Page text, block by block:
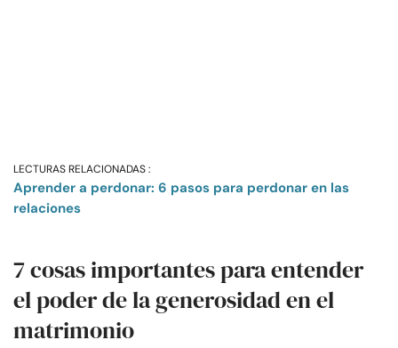
LECTURAS RELACIONADAS :
Aprender a perdonar: 6 pasos para perdonar en las
relaciones
7 cosas importantes para entender
el poder de la generosidad en el
matrimonio